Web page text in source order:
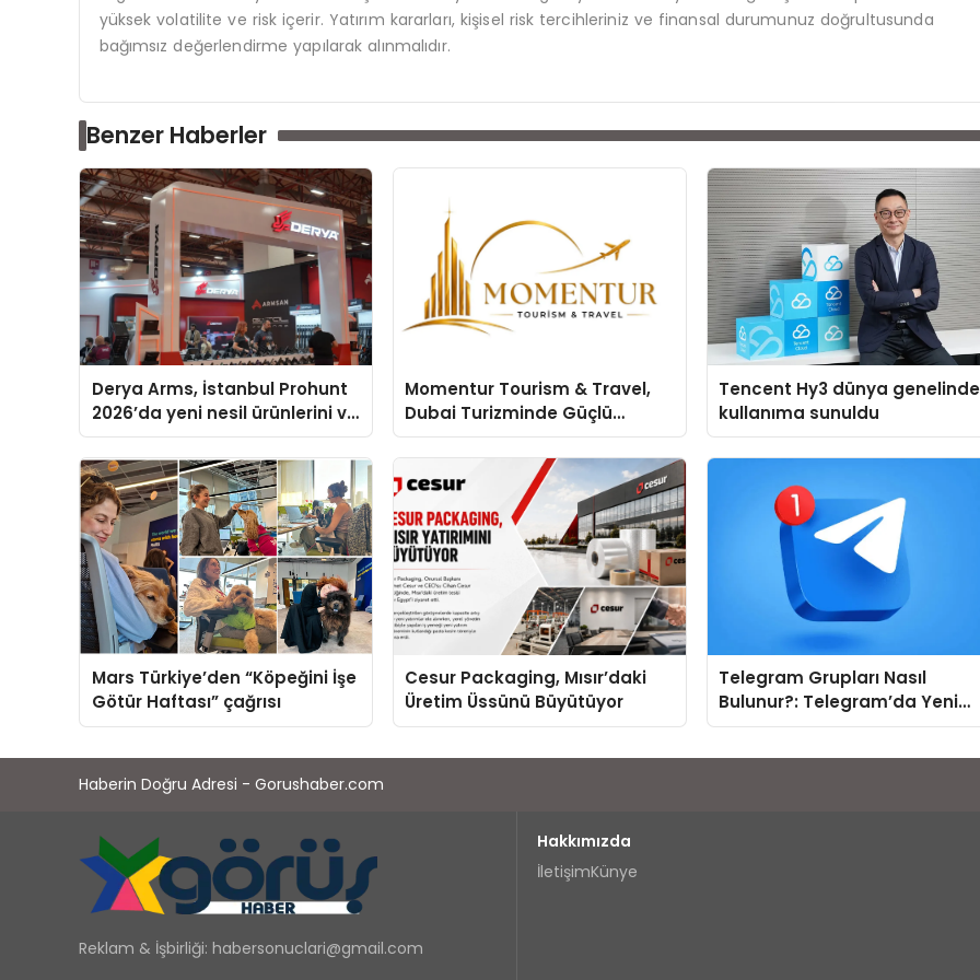
yüksek volatilite ve risk içerir. Yatırım kararları, kişisel risk tercihleriniz ve finansal durumunuz doğrultusunda
bağımsız değerlendirme yapılarak alınmalıdır.
Benzer Haberler
Derya Arms, İstanbul Prohunt
2026’da yeni nesil ürünlerini ve
global marka vizyonunu
sergiledi
Momentur Tourism & Travel,
Dubai Turizminde Güçlü
Operasyon Ağıyla Fark
Yaratıyor
Tencent Hy3 dünya genelinde
kullanıma sunuldu
Mars Türkiye’den “Köpeğini İşe
Götür Haftası” çağrısı
Cesur Packaging, Mısır’daki
Üretim Üssünü Büyütüyor
Telegram Grupları Nasıl
Bulunur?: Telegram’da Yeni
İnsanlarla Tanışmanın
Haberin Doğru Adresi - Gorushaber.com
Reklam & İşbirliği: habersonuclari@gmail.com
Hakkımızda
İletişimKünye